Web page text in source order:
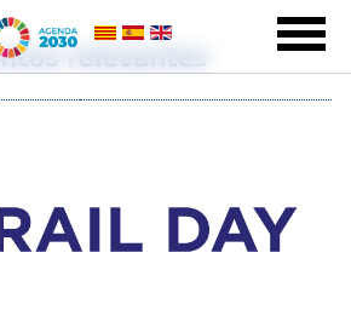
relevantes